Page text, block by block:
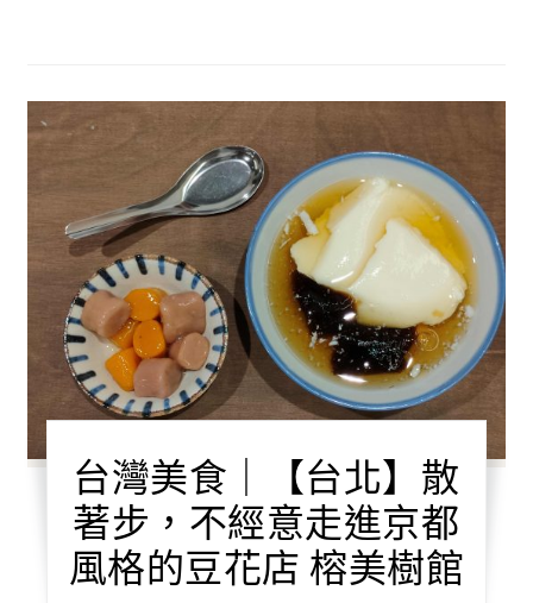
台灣美食｜【台北】散
著步，不經意走進京都
風格的豆花店 榕美樹館